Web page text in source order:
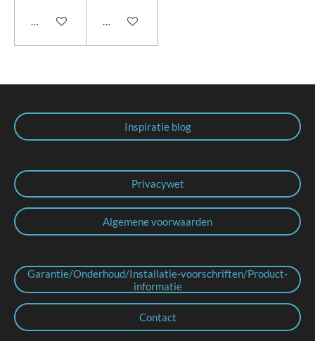
In winkelwagen In winkelwagen
Inspiratie blog
Privacywet
Algemene voorwaarden
Garantie/Onderhoud/Installatie-voorschriften/Product-
informatie
Contact